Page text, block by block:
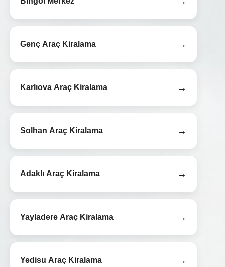
Genç Araç Kiralama →
Karlıova Araç Kiralama →
Solhan Araç Kiralama →
Adaklı Araç Kiralama →
Yayladere Araç Kiralama →
Yedisu Araç Kiralama →